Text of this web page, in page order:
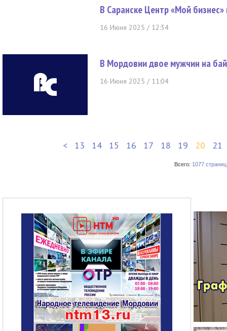
В Саранске Центр «Мой
16 Июня 2025 / 12:34
В Мордовии двое мужчин на
16 Июня 2025 / 11:04
< 13 14 15 16 17 18 19 20 21
Всего: 1077 страниц